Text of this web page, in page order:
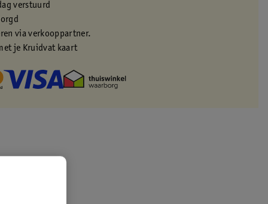
verstuurd
via verkooppartner.
je Kruidvat kaart